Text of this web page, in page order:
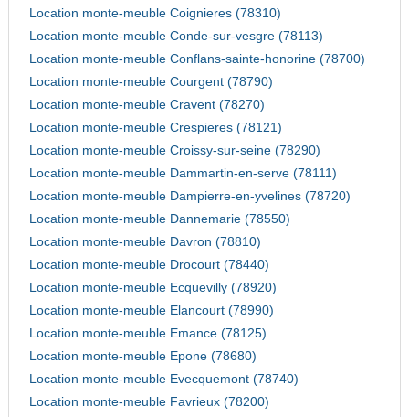
Location monte-meuble Coignieres (78310)
Location monte-meuble Conde-sur-vesgre (78113)
Location monte-meuble Conflans-sainte-honorine (78700)
Location monte-meuble Courgent (78790)
Location monte-meuble Cravent (78270)
Location monte-meuble Crespieres (78121)
Location monte-meuble Croissy-sur-seine (78290)
Location monte-meuble Dammartin-en-serve (78111)
Location monte-meuble Dampierre-en-yvelines (78720)
Location monte-meuble Dannemarie (78550)
Location monte-meuble Davron (78810)
Location monte-meuble Drocourt (78440)
Location monte-meuble Ecquevilly (78920)
Location monte-meuble Elancourt (78990)
Location monte-meuble Emance (78125)
Location monte-meuble Epone (78680)
Location monte-meuble Evecquemont (78740)
Location monte-meuble Favrieux (78200)